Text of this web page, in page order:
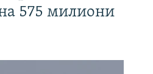
575 милиони